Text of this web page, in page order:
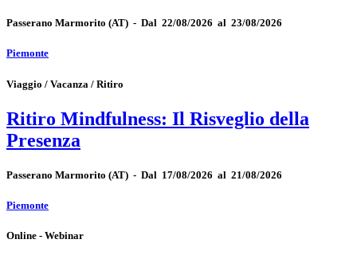
Passerano Marmorito (AT) - Dal 22/08/2026 al 23/08/2026
Piemonte
Viaggio / Vacanza / Ritiro
Ritiro Mindfulness: Il Risveglio della
Presenza
Passerano Marmorito (AT) - Dal 17/08/2026 al 21/08/2026
Piemonte
Online - Webinar